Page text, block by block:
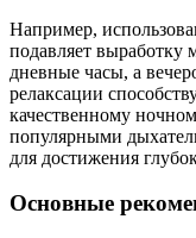
Например,
подавляет выработку
дневные часы, а
релаксации
качественному
популярными
для достижения
Основные